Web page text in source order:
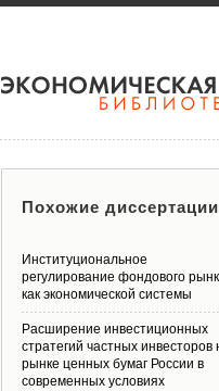
Похожие диссертации
Институциональное
регулирование фондового
как экономической системы
Расширение инвестиционных
стратегий частных инвесторов
рынке ценных бумаг России в
современных условиях